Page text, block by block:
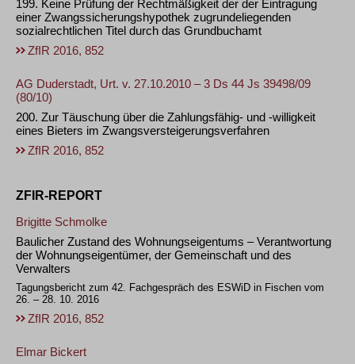
199. Keine Prüfung der Rechtmäßigkeit der der Eintragung
einer Zwangssicherungshypothek zugrundeliegenden
sozialrechtlichen Titel durch das Grundbuchamt
ZfIR 2016, 852
AG Duderstadt, Urt. v. 27.10.2010 – 3 Ds 44 Js 39498/09
(80/10)
200. Zur Täuschung über die Zahlungsfähig- und -willigkeit
eines Bieters im Zwangsversteigerungsverfahren
ZfIR 2016, 852
ZFIR-REPORT
Brigitte Schmolke
Baulicher Zustand des Wohnungseigentums – Verantwortung
der Wohnungseigentümer, der Gemeinschaft und des
Verwalters
Tagungsbericht zum 42. Fachgespräch des ESWiD in Fischen vom
26. – 28. 10. 2016
ZfIR 2016, 852
Elmar Bickert